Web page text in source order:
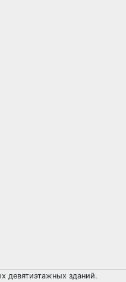
девятиэтажных зданий.